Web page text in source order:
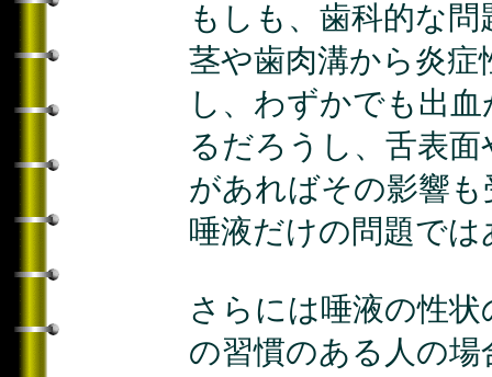
もしも、歯科的な
茎や歯肉溝から炎
し、わずかでも出
るだろうし、舌表
があればその影響
唾液だけの問題で
さらには唾液の性
の習慣のある人の